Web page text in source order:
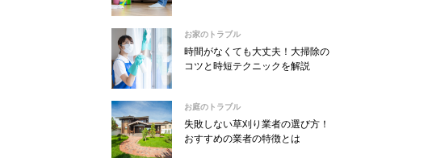
お家のトラブル
時間がなくても大丈夫！大掃除の
コツと時短テクニックを解説
お庭のトラブル
失敗しない草刈り業者の選び方！
おすすめの業者の特徴とは